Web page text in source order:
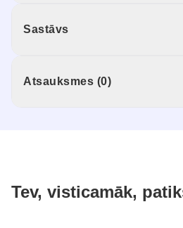
Sastāvs
Atsauksmes (0)
Tev, visticamāk,